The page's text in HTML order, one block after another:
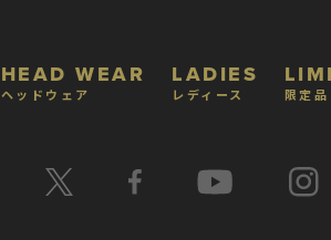
HEAD WEAR
ヘッドウェア
LADIES
レディース 限定品